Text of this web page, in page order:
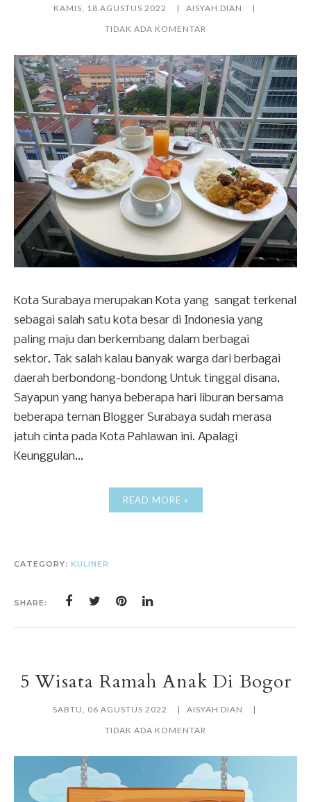
KAMIS, 18 AGUSTUS 2022
AISYAH DIAN
TIDAK ADA KOMENTAR
Kota Surabaya merupakan Kota yang sangat terkenal
sebagai salah satu kota besar di Indonesia yang
paling maju dan berkembang dalam berbagai
sektor. Tak salah kalau banyak warga dari berbagai
daerah berbondong-bondong Untuk tinggal disana.
Sayapun yang hanya beberapa hari liburan bersama
beberapa teman Blogger Surabaya sudah merasa
jatuh cinta pada Kota Pahlawan ini. Apalagi
Keunggulan...
READ MORE »
CATEGORY: KULINER
SHARE:
5 Wisata Ramah Anak Di Bogor
SABTU, 06 AGUSTUS 2022
AISYAH DIAN
TIDAK ADA KOMENTAR